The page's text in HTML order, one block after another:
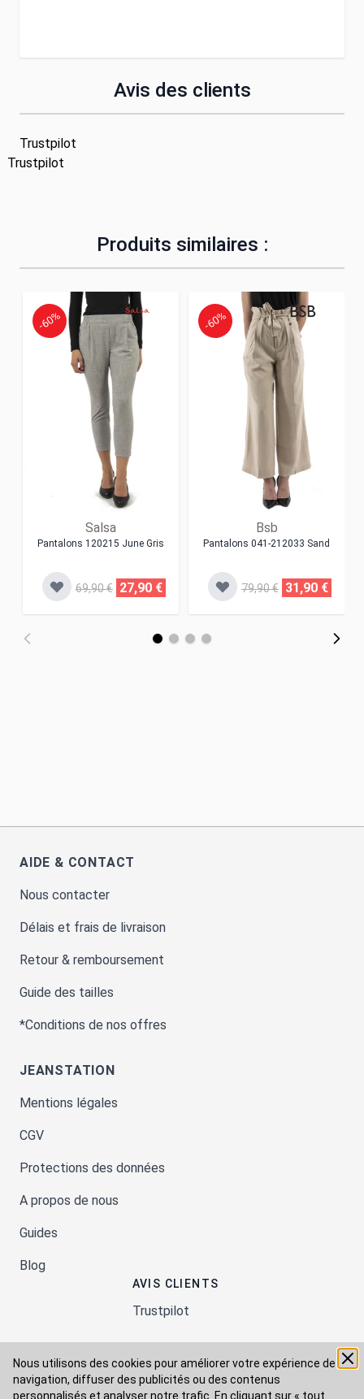
Nous utilisons des cookies pour améliorer votre expérience de
navigation, diffuser des publicités ou des contenus
personnalisés et analyser notre trafic. En cliquant sur « tout
Avis des clients
Trustpilot
Trustpilot
Produits similaires :
Salsa
Pantalons 120215 June Gris
-60%
69,90 € 27,90 €
Bsb
Pantalons 041-212033 Sand
-60%
79,90 € 31,90 €
AIDE & CONTACT
Nous contacter
Délais et frais de livraison
Retour & remboursement
Guide des tailles
*Conditions de nos offres
JEANSTATION
Mentions légales
CGV
Protections des données
A propos de nous
Guides
Blog
AVIS CLIENTS
Trustpilot
Moyens de paiement